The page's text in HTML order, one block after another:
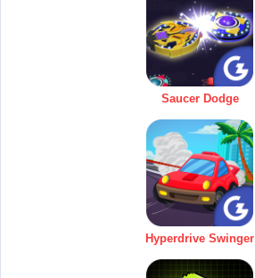
Saucer Dodge
Hyperdrive Swinger